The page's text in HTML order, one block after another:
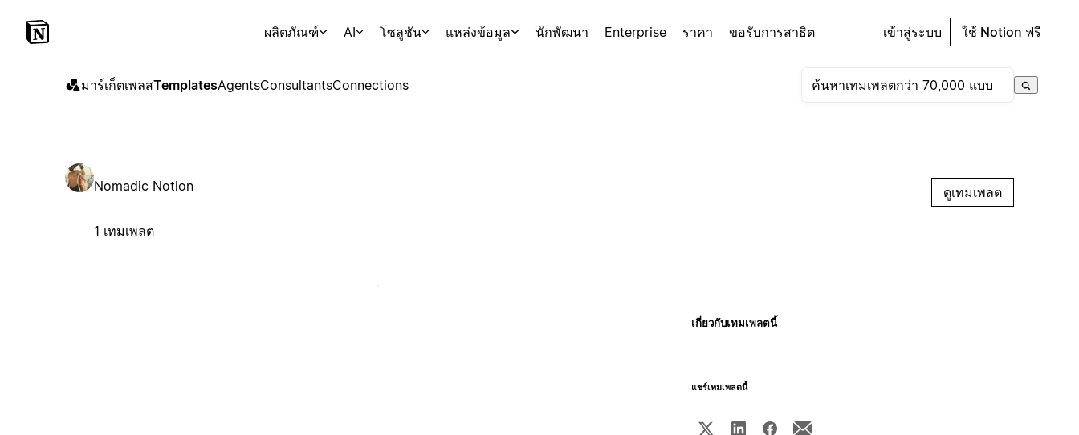
ผลิตภัณฑ์ AI โซลูชัน แหล่งข้อมูล นักพัฒนา Enterprise ราคา ขอรับการสาธิต เข้าสู่ระบบ ใช้ Notion ฟรี
มาร์เก็ตเพลสTemplatesAgentsConsultantsConnections
Nomadic Notion
1 เทมเพลต
ดูเทมเพลต
เกี่ยวกับเทมเพลตนี้
แชร์เทมเพลตนี้